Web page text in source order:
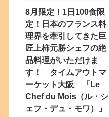
8月限定！1日100食限
定！日本のフランス料
理界を牽引してきた巨
匠上柿元勝シェフの絶
品料理がいただけま
す！ タイムアウトマ
ーケット大阪 「Le
Chef du Mois（ル・シ
ェフ・デュ・モワ）」